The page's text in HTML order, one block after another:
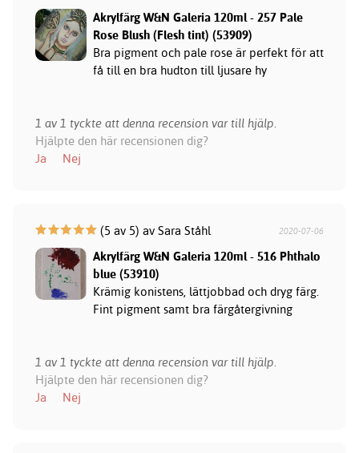
Akrylfärg W&N Galeria 120ml - 257 Pale
Rose Blush (Flesh tint) (53909)
Bra pigment och pale rose är perfekt för att
få till en bra hudton till ljusare hy
1 av 1 tyckte att denna recension var till hjälp.
Hjälpte den här recensionen dig?
Ja
Nej
(5 av 5) av Sara Ståhl 2020-07-06
Akrylfärg W&N Galeria 120ml - 516 Phthalo
blue (53910)
Krämig konistens, lättjobbad och dryg färg.
Fint pigment samt bra färgåtergivning
1 av 1 tyckte att denna recension var till hjälp.
Hjälpte den här recensionen dig?
Ja
Nej